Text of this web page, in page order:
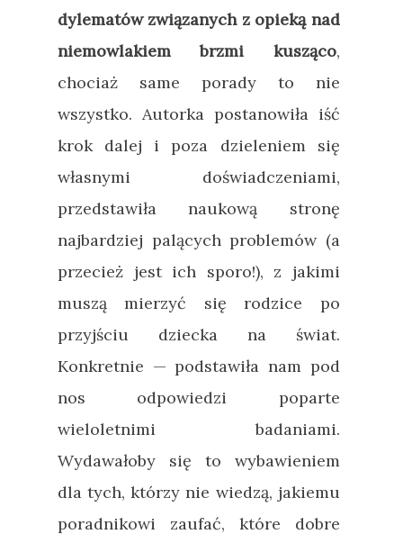
dylematów związanych z opieką nad
niemowlakiem brzmi kusząco,
chociaż same porady to nie
wszystko. Autorka postanowiła iść
krok dalej i poza dzieleniem się
własnymi doświadczeniami,
przedstawiła naukową stronę
najbardziej palących problemów (a
przecież jest ich sporo!), z jakimi
muszą mierzyć się rodzice po
przyjściu dziecka na świat.
Konkretnie — podstawiła nam pod
nos odpowiedzi poparte
wieloletnimi badaniami.
Wydawałoby się to wybawieniem
dla tych, którzy nie wiedzą, jakiemu
poradnikowi zaufać, które dobre